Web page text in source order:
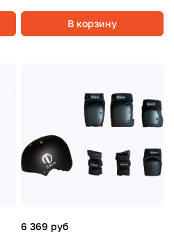
В корзину
6 369 руб